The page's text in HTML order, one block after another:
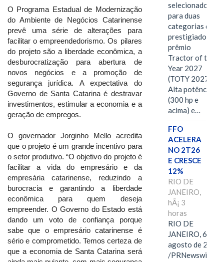
O Programa Estadual de Modernização
do Ambiente de Negócios Catarinense
prevê uma série de alterações para
facilitar o empreendedorismo. Os pilares
do projeto são a liberdade econômica, a
desburocratização para abertura de
novos negócios e a promoção de
segurança jurídica. A expectativa do
Governo de Santa Catarina é destravar
investimentos, estimular a economia e a
geração de empregos.
O governador Jorginho Mello acredita
que o projeto é um grande incentivo para
o setor produtivo. “O objetivo do projeto é
facilitar a vida do empresário e da
empresária catarinense, reduzindo a
burocracia e garantindo a liberdade
econômica para quem deseja
empreender. O Governo do Estado está
dando um voto de confiança porque
sabe que o empresário catarinense é
sério e comprometido. Temos certeza de
que a economia de Santa Catarina será
selecionado
para duas
categorias do
prestigiado
prêmio
Tractor of the
Year 2027
(TOTY 2027:
Alta potência
(300 hp e
acima) e…
FFO
ACELERA
NO 2T26
E CRESCE
12%
RIO DE
JANEIRO,
hÃ¡ 3
horas
RIO DE
JANEIRO, 6 de
agosto de 2026
/PRNewswire/ -